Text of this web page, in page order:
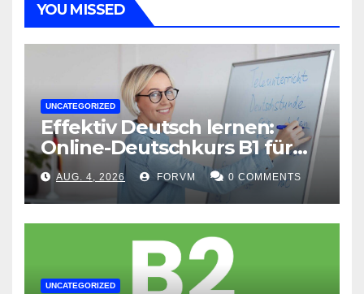
YOU MISSED
UNCATEGORIZED
Effektiv Deutsch lernen:
Online-Deutschkurs B1 für
flexible Lernerfolge
AUG. 4, 2026 FORVM 0 COMMENTS
UNCATEGORIZED